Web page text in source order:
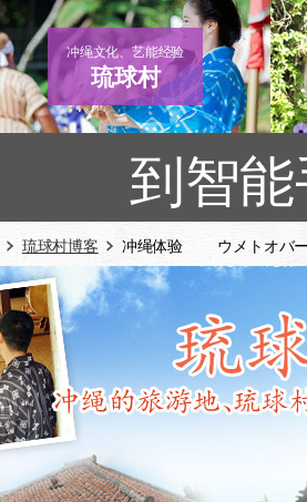
冲绳文化、艺能经验
琉球村
到智
琉球村博客 冲绳体验 ウメトオバー